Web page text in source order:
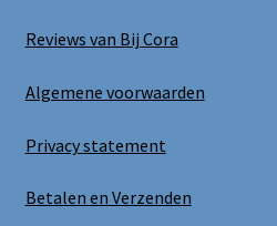
Reviews van Bij Cora
Algemene voorwaarden
Privacy statement
Betalen en Verzenden